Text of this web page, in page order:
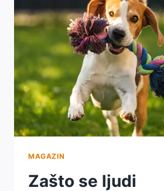
RUTINU
VLASNIKA?
MAGAZIN
Zašto se ljudi